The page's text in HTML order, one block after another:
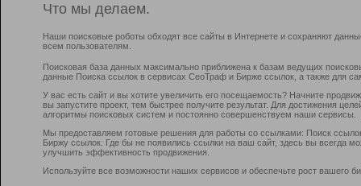
Что мы делаем.
Наши поисковые роботы обходят все сайты в Интернете и сохраняют
всем пользователям.
Поисковая база данных максимально приближена к базам ведущих
данные Поиска ссылок в сервисах СеоТраф и Бирже ссылок, а также для
У вас есть сайт и вы хотите увеличить его посещаемость? Начните
вы запустите проект, тем быстрее получите результат. Для достижения
алгоритмы поисковых систем и постоянно совершенствуем наши сервисы.
Мы предоставляем готовые решения для работы со ссылками: Поиск
Биржу ссылок. Где бы не появились ссылки на ваш сайт, здесь вы всегда
улучшить эффективность продвижения.
Используйте все возможности наших сервисов и обеспечьте рост вашего